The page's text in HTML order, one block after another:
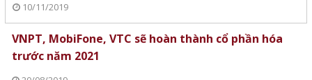
10/11/2019
VNPT, MobiFone, VTC sẽ hoàn thành cổ phần hóa
trước năm 2021